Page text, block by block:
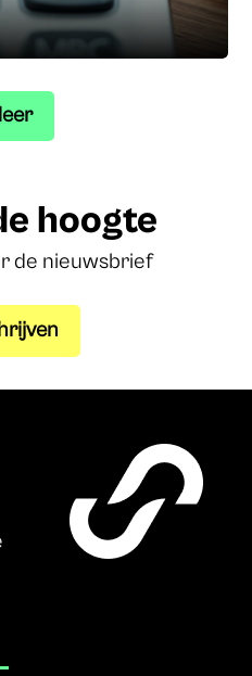
hoogte
de nieuwsbrief